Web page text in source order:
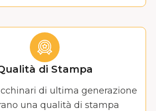
di Stampa
di ultima generazione
una qualità di stampa